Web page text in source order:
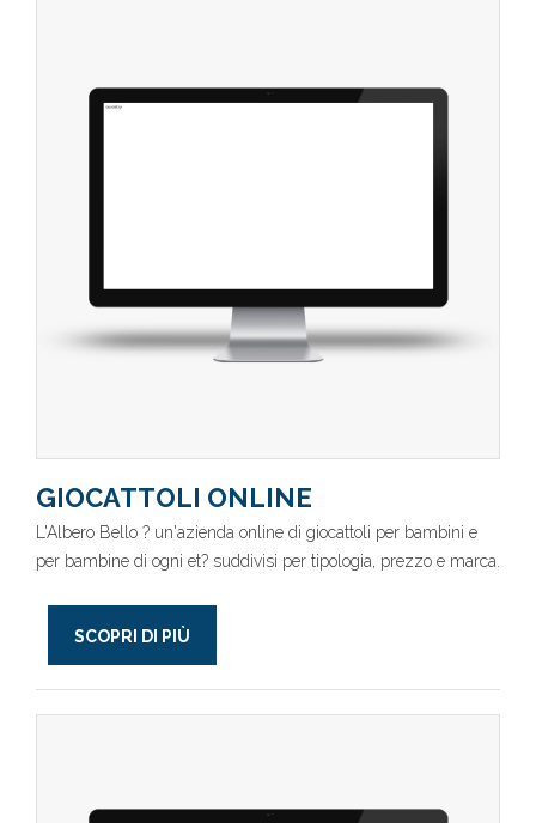
GIOCATTOLI ONLINE
L'Albero Bello ? un'azienda online di giocattoli per bambini e
per bambine di ogni et? suddivisi per tipologia, prezzo e marca.
SCOPRI DI PIÙ